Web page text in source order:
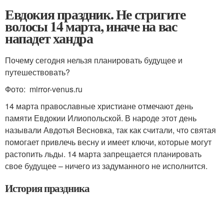
Евдокия праздник. Не стригите
волосы 14 марта, иначе на вас
нападет хандра
Почему сегодня нельзя планировать будущее и
путешествовать?
Фото: mirror-venus.ru
14 марта православные христиане отмечают день
памяти Евдокии Илиопольской. В народе этот день
называли Авдотья Весновка, так как считали, что святая
помогает привлечь весну и имеет ключи, которые могут
растопить льды. 14 марта запрещается планировать
свое будущее – ничего из задуманного не исполнится.
История праздника